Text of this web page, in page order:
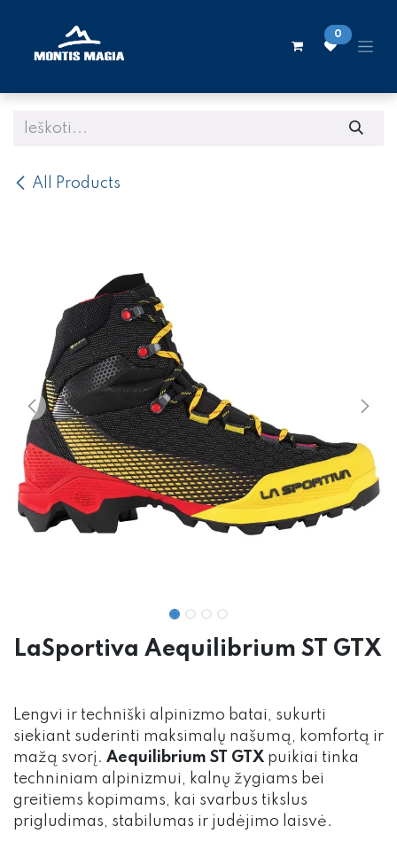
0
All Products
LaSportiva Aequilibrium ST GTX
Lengvi ir techniški alpinizmo batai, sukurti
siekiant suderinti maksimalų našumą, komfortą ir
mažą svorį. Aequilibrium ST GTX puikiai tinka
techniniam alpinizmui, kalnų žygiams bei
greitiems kopimams, kai svarbus tikslus
prigludimas, stabilumas ir judėjimo laisvė.